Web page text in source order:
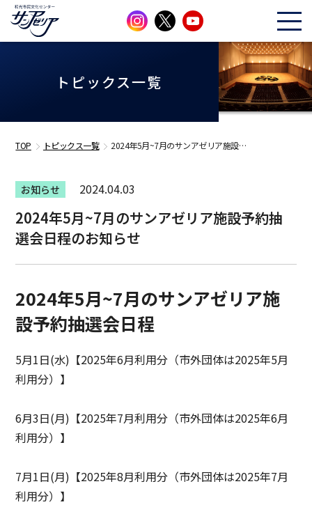
トピックス一覧
TOP トピックス一覧 2024年5月~7月のサンアゼリア施設…
お知らせ 2024.04.03
2024年5月~7月のサンアゼリア施設予約抽
選会日程のお知らせ
2024年5月~7月のサンアゼリア施
設予約抽選会日程
5月1日(水)【2025年6月利用分（市外団体は2025年5月
利用分）】
6月3日(月)【2025年7月利用分（市外団体は2025年6月
利用分）】
7月1日(月)【2025年8月利用分（市外団体は2025年7月
利用分）】